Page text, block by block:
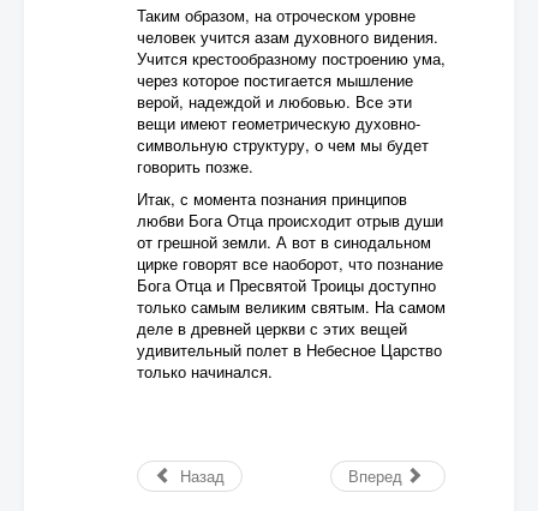
Таким образом, на отроческом уровне
человек учится азам духовного видения.
Учится крестообразному построению ума,
через которое постигается мышление
верой, надеждой и любовью. Все эти
вещи имеют геометрическую духовно-
символьную структуру, о чем мы будет
говорить позже.
Итак, с момента познания принципов
любви Бога Отца происходит отрыв души
от грешной земли. А вот в синодальном
цирке говорят все наоборот, что познание
Бога Отца и Пресвятой Троицы доступно
только самым великим святым. На самом
деле в древней церкви с этих вещей
удивительный полет в Небесное Царство
только начинался.
Назад Вперед